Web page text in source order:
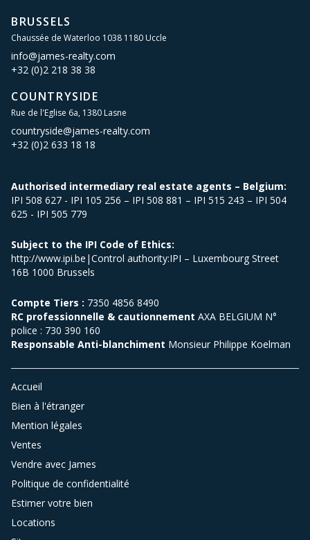
BRUSSELS
Chaussée de Waterloo 1038 1180 Uccle
info@james-realty.com
+32 (0)2 218 38 38
COUNTRYSIDE
Rue de l'Eglise 6a, 1380 Lasne
countryside@james-realty.com
+32 (0)2 633 18 18
Authorised intermediary real estate agents – Belgium:
IPI 508 627 - IPI 105 256 – IPI 508 881 – IPI 515 243 – IPI 504
625 - IPI 505 779
Subject to the IPI Code of Ethics:
http://www.ipi.be|Control authority:IPI – Luxembourg Street
16B 1000 Brussels
Compte Tiers : 7350 4856 8490
RC professionnelle & cautionnement AXA BELGIUM N°
police : 730 390 160
Responsable Anti-blanchiment Monsieur Philippe Koelman
Accueil
Bien à l'étranger
Mention légales
Ventes
Vendre avec James
Politique de confidentialité
Estimer votre bien
Locations